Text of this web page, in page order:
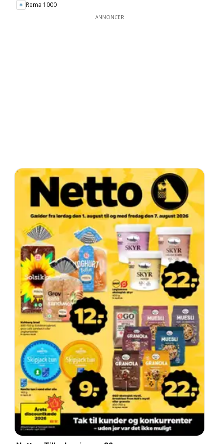
Rema 1000
ANNONCER